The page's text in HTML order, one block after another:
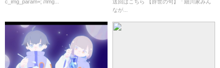
c_img_param=; //img...
ースショー
送回はこちら 【辞世の句】「細川家みん
なが...